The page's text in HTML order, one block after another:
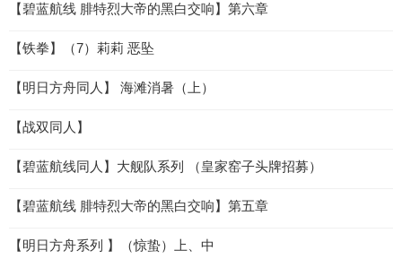
【碧蓝航线 腓特烈大帝的黑白交响】第六章
【铁拳】（7）莉莉 恶坠
【明日方舟同人】 海滩消暑（上）
【战双同人】
【碧蓝航线同人】大舰队系列 （皇家窑子头牌招募）
【碧蓝航线 腓特烈大帝的黑白交响】第五章
【明日方舟系列 】（惊蛰）上、中